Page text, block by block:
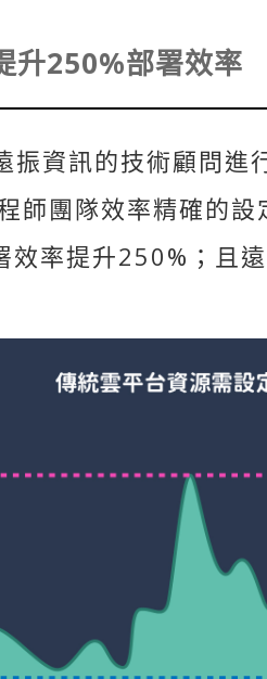
升250%部署效率
資訊的技術顧問
師團隊效率精確的
率提升250%；且